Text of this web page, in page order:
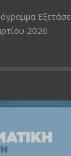
2026